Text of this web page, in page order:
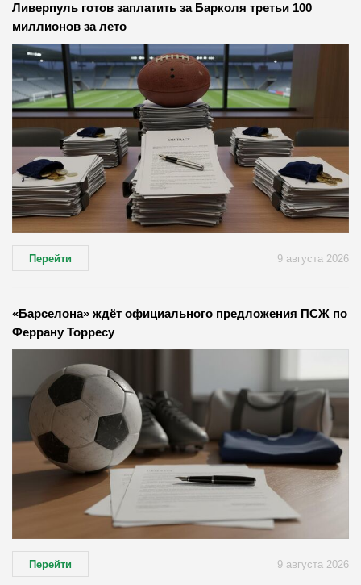
Ливерпуль готов заплатить за Барколя третьи 100
миллионов за лето
Перейти 9 августа 2026
«Барселона» ждёт официального предложения ПСЖ по
Феррану Торресу
Перейти 9 августа 2026